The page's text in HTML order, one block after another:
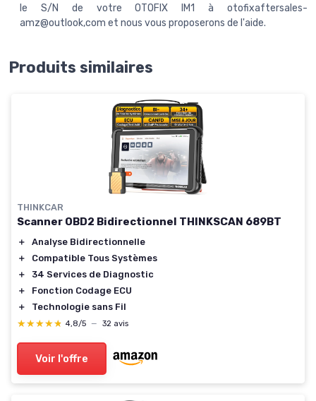
le S/N de votre OTOFIX IM1 à otofixaftersales-
amz@outlook,com et nous vous proposerons de l'aide.
Produits similaires
THINKCAR
Scanner OBD2 Bidirectionnel THINKSCAN 689BT
＋
Analyse Bidirectionnelle
＋
Compatible Tous Systèmes
＋
34 Services de Diagnostic
＋
Fonction Codage ECU
＋
Technologie sans Fil
★★★★★
★★★★★ 4,8/5 — 32 avis
Voir l'offre